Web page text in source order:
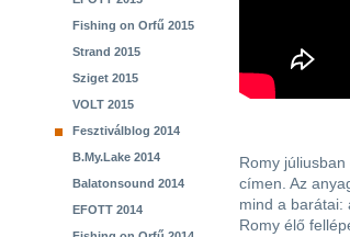
Fishing on Orfű 2015
Strand 2015
Sziget 2015
VOLT 2015
Fesztiválblog 2014
B.My.Lake 2014
Balatonsound 2014
EFOTT 2014
Romy
címen. Az
mind a barátai:
Romy élő